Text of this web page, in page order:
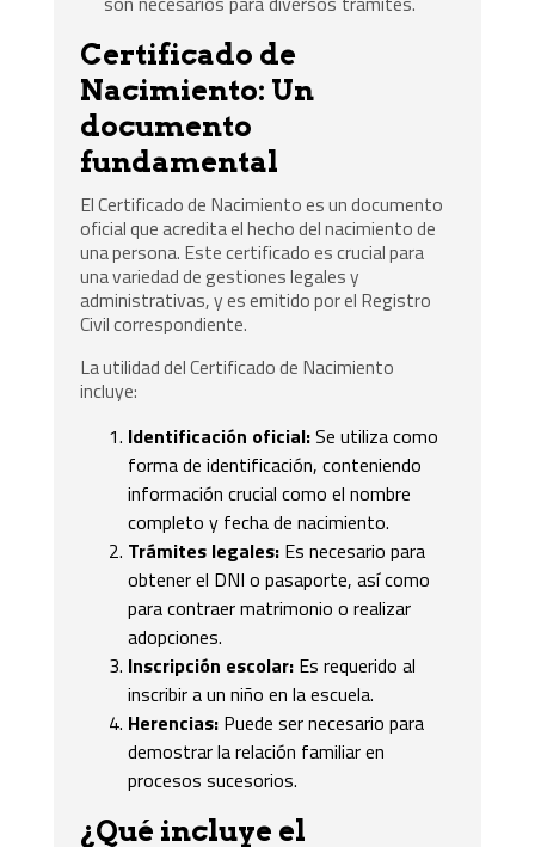
Certificado de
Nacimiento: Un
documento
fundamental
El Certificado de Nacimiento es un documento
oficial que acredita el hecho del nacimiento de
una persona. Este certificado es crucial para
una variedad de gestiones legales y
administrativas, y es emitido por el Registro
Civil correspondiente.
La utilidad del Certificado de Nacimiento
incluye:
Identificación oficial:Se utiliza como
forma de identificación, conteniendo
información crucial como el nombre
completo y fecha de nacimiento.
Trámites legales: Es necesario para
obtener el DNI o pasaporte, así como
para contraer matrimonio o realizar
adopciones.
Inscripción escolar: Es requerido al
inscribir a un niño en la escuela.
Herencias: Puede ser necesario para
demostrar la relación familiar en
procesos sucesorios.
¿Qué incluye el